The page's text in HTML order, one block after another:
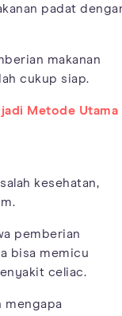
padat
makanan
cukup siap.
jadi Metode Utama
kesehatan,
pemberian
bisa memicu
celiac.
mengapa